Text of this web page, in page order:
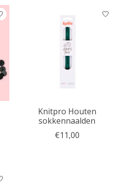
Knitpro Houten
sokkennaalden
€11,00